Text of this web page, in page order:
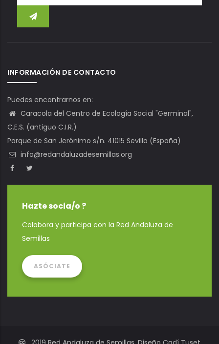
INFORMACIÓN DE CONTACTO
Puedes encontrarnos en:
Caracola del Centro de Ecología Social "Germinal",
C.E.S. (antiguo C.I.R.)
Parque de San Jerónimo s/n. 41015 Sevilla (España)
info@redandaluzadesemillas.org
Hazte socia/o ?
Colabora y participa con la Red Andaluza de
Semillas
ASÓCIATE